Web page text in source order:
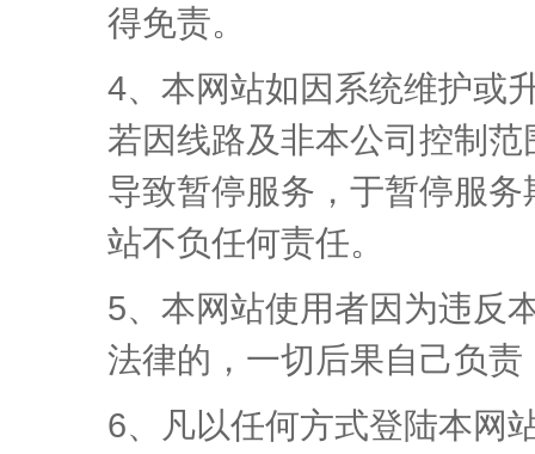
得免责。
4、本网站如因系统维护或
若因线路及非本公司控制
导致暂停服务，于暂停服
站不负任何责任。
5、本网站使用者因为违反
法律的，一切后果自己负
6、凡以任何方式登陆本网